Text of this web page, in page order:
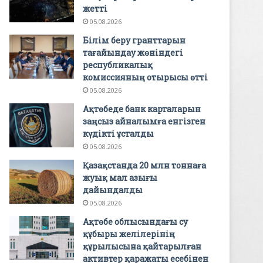
жетті
05.08.2026
Білім беру гранттарын
тағайындау жөніндегі
республикалық
комиссияның отырысы өтті
05.08.2026
Ақтөбеде банк карталарын
заңсыз айналымға енгізген
күдікті ұсталды
05.08.2026
Қазақстанда 20 млн тоннаға
жуық мал азығы
дайындалды
05.08.2026
Ақтөбе облысындағы су
құбыры желілерінің
құрылысына қайтарылған
активтер қаражаты есебінен